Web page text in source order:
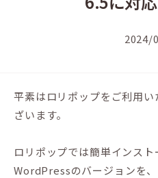
2024/
平素はロリポップをご利用
ざいます。
ロリポップでは簡単インス
WordPressのバージョンを